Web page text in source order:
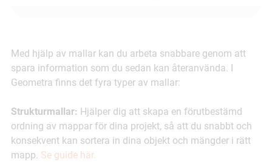
Med hjälp av mallar kan du arbeta snabbare genom att
spara information som du sedan kan återanvända. I
Geometra finns det fyra typer av mallar:
Strukturmallar: Hjälper dig att skapa en förutbestämd
ordning av mappar för dina projekt, så att du snabbt och
konsekvent kan sortera in dina objekt och mängder i rätt
mapp. Se guide här.